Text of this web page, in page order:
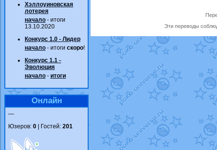
Хэллоуиновская
лотерея
начало - итоги
13.10.2020
Конкурс 1.0 - Лидер
начало - итоги скоро!
Конкурс 1.1 -
Эволюция
начало - итоги
Онлайн
—
Юзеров: 0 | Гостей: 201
Эти переводы